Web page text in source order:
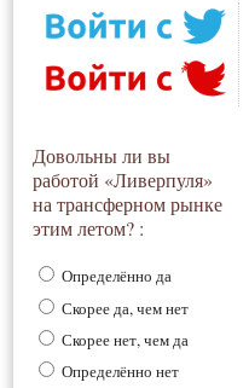
Довольны ли вы
работой «Ливерпуля»
на трансферном рынке
этим летом? :
Определённо да
Скорее да, чем нет
Скорее нет, чем да
Определённо нет